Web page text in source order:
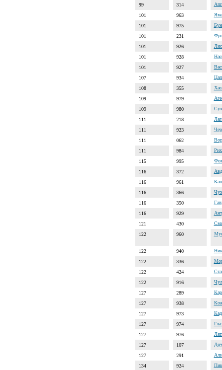
99 314
101
963
101
975
101
231
101
926
101
928
101
927
107
934
108
355
109
979
109
980
111
218
111
923
111
062
111
984
115
995
116
372
116
961
116
366
116
350
116
929
121
430
122
960
122 940
122
336
122
424
122
916
127
289
127
938
127
973
127
974
127
976
127
107
127
291
134
924